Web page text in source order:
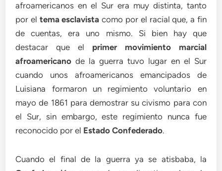
afroamericanos en el Sur era muy distinta, tanto
por el tema esclavista como por el racial que, a fin
de cuentas, era uno mismo. Si bien hay que
destacar que el primer movimiento marcial
afroamericano de la guerra tuvo lugar en el Sur
cuando unos afroamericanos emancipados de
Luisiana formaron un regimiento voluntario en
mayo de 1861 para demostrar su civismo para con
el Sur, sin embargo, este regimiento nunca fue
reconocido por el Estado Confederado.
Cuando el final de la guerra ya se atisbaba, la